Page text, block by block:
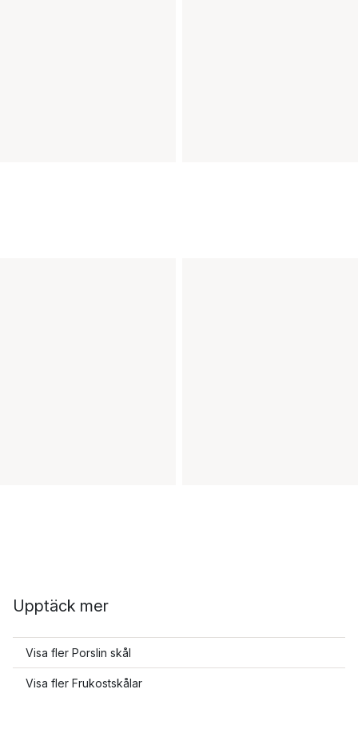
Upptäck mer
Visa fler Porslin skål
Visa fler Frukostskålar